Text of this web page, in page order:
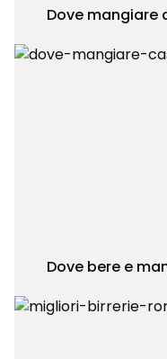
Dove mangiare
Dove bere e